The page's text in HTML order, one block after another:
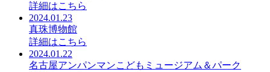
詳細はこちら
2024.01.23
真珠博物館
詳細はこちら
2024.01.22
名古屋アンパンマンこどもミュージアム＆パーク